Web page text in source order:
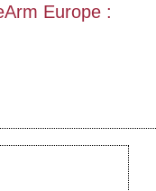
Europe :